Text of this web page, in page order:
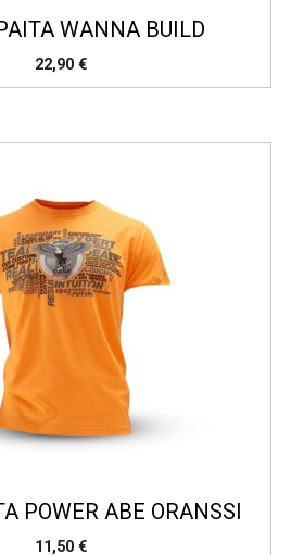
WANNA BUILD
22,90 €
POWER ABE ORANSSI
11,50 €